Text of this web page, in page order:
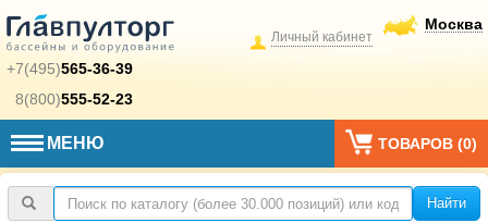
+7(495)565-36-39
8(800)555-52-23
Москва
Личный кабинет
МЕНЮ ТОВАРОВ (0)
Найти